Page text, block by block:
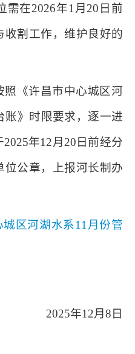
需在2026年1月20日前
收割工作，维护良好的
《许昌市中心城区河
账》时限要求，逐一进
年12月20日前经分
位公章，上报河长制办
区河湖水系11月份管
2025年12月8日